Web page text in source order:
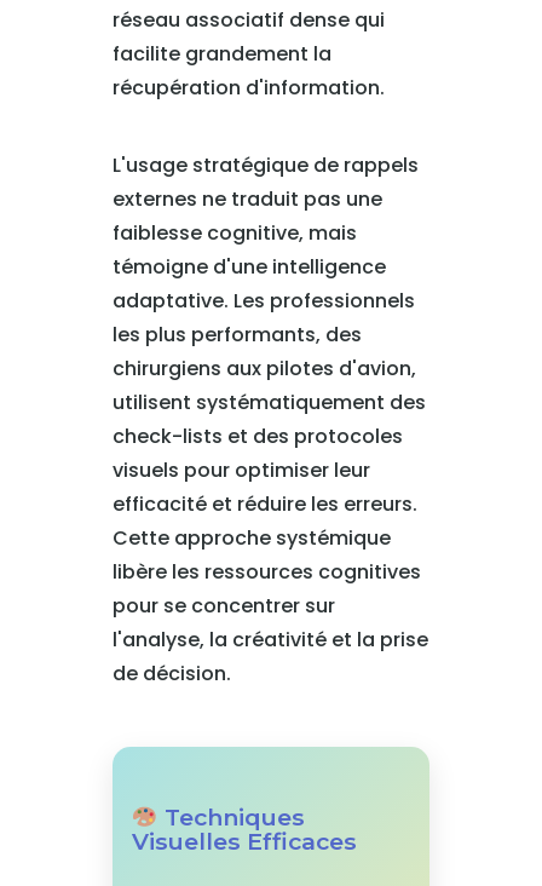
réseau associatif dense qui
facilite grandement la
récupération d'information.
L'usage stratégique de rappels
externes ne traduit pas une
faiblesse cognitive, mais
témoigne d'une intelligence
adaptative. Les professionnels
les plus performants, des
chirurgiens aux pilotes d'avion,
utilisent systématiquement des
check-lists et des protocoles
visuels pour optimiser leur
efficacité et réduire les erreurs.
Cette approche systémique
libère les ressources cognitives
pour se concentrer sur
l'analyse, la créativité et la prise
de décision.
Techniques
Visuelles Efficaces